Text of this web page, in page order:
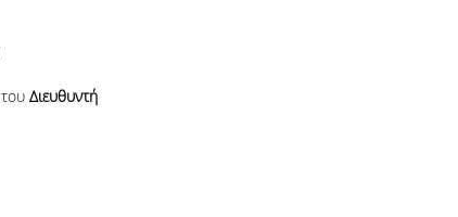
τουΔιευθυντή